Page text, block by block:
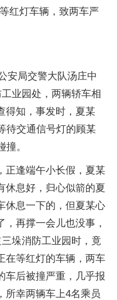
红灯车辆，致两车严
安局交警大队汤庄中
业园处，两辆轿车相
得知，事发时，夏某
待交通信号灯的顾某
撞。
正逢端午小长假，夏某
休息好，归心似箭的夏
休息一下的，但夏某心
再撑一会儿也没事，
垛消防工业园时，竟
在等红灯的车辆，两车
车后被撞严重，几乎报
所幸两辆车上4名乘员